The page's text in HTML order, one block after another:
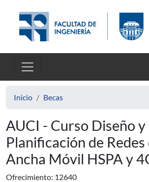
Inicio Becas
AUCI - Curso Diseño y
Planificación de Redes
Ancha Móvil HSPA y
Ofrecimiento: 12640